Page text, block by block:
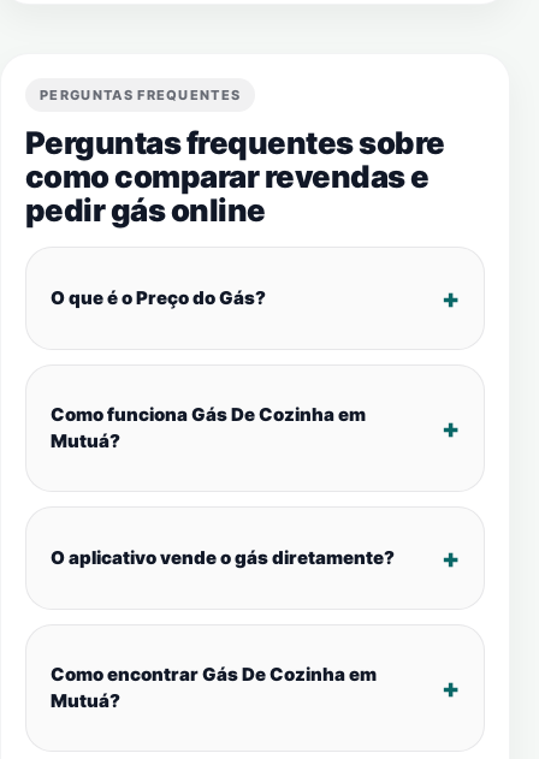
PERGUNTAS FREQUENTES
Perguntas frequentes sobre
como comparar revendas e
pedir gás online
O que é o Preço do Gás?
Como funciona Gás De Cozinha em
Mutuá?
O aplicativo vende o gás diretamente?
Como encontrar Gás De Cozinha em
Mutuá?